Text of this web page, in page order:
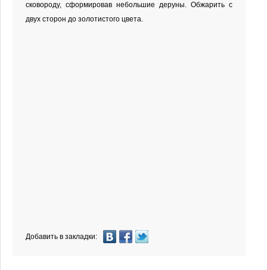
сковороду, сформировав небольшие деруны. Обжарить с
двух сторон до золотистого цвета.
Добавить в закладки: